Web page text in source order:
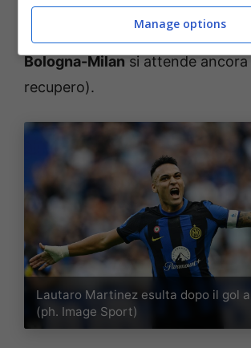
120 previste fino ad oggi
è stata giocata a porte
Bologna-Milansi attende ancora
recupero).
Lautaro Martinez esulta dopo il gol
(ph. Image Sport)
Manage options